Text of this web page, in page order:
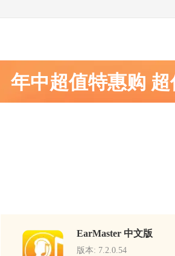
年中超值特惠购
EarMaster 中文版
版本: 7.2.0.54